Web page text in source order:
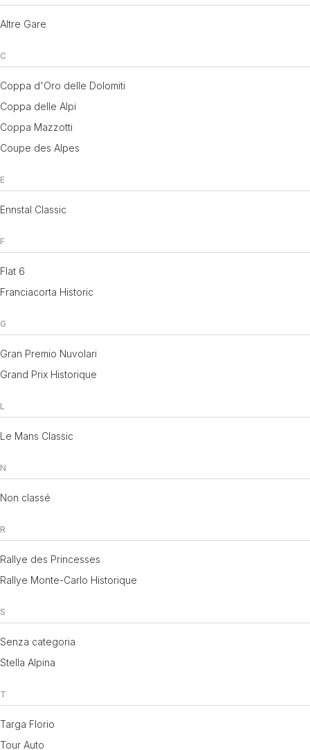
Altre Gare
C
Coppa d'Oro delle Dolomiti
Coppa delle Alpi
Coppa Mazzotti
Coupe des Alpes
E
Ennstal Classic
F
Flat 6
Franciacorta Historic
G
Gran Premio Nuvolari
Grand Prix Historique
L
Le Mans Classic
N
Non classé
R
Rallye des Princesses
Rallye Monte-Carlo Historique
S
Senza categoria
Stella Alpina
T
Targa Florio
Tour Auto